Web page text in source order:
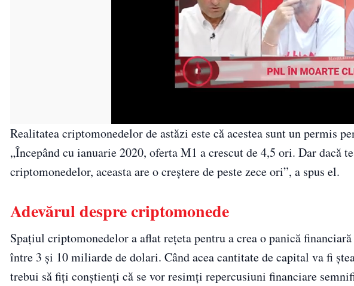
Realitatea criptomonedelor de astăzi este că acestea sunt un permis
„Începând cu ianuarie 2020, oferta M1 a crescut de 4,5 ori. Dar dacă
criptomonedelor, aceasta are o creștere de peste zece ori”, a spus el.
Adevărul despre criptomonede
Spațiul criptomonedelor a aflat rețeta pentru a crea o panică
între 3 și 10 miliarde de dolari. Când acea cantitate de capital va fi
trebui să fiți conștienți că se vor resimți repercusiuni financiare